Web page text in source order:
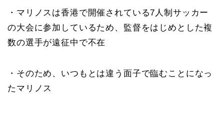
・マリノスは香港で開催されている7人制サッカー
の大会に参加しているため、監督をはじめとした複
数の選手が遠征中で不在
・そのため、いつもとは違う面子で臨むことになっ
たマリノス